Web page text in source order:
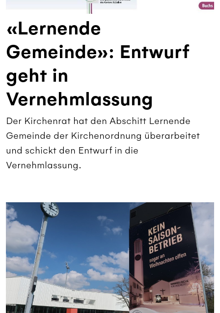
«Lernende
Gemeinde»: Entwurf
geht in
Vernehmlassung
Der Kirchenrat hat den Abschitt Lernende
Gemeinde der Kirchenordnung überarbeitet
und schickt den Entwurf in die
Vernehmlassung.